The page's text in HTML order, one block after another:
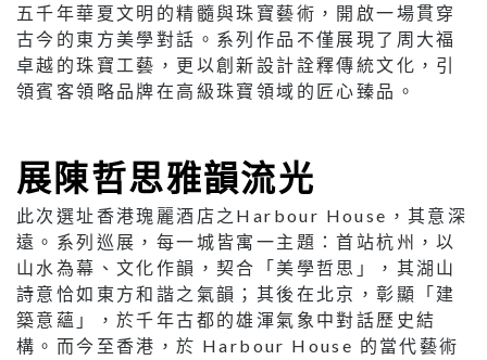
五千年華夏文明的精髓與珠寶藝術，開啟一場貫穿
古今的東方美學對話。系列作品不僅展現了周大福
卓越的珠寶工藝，更以創新設計詮釋傳統文化，引
領賓客領略品牌在高級珠寶領域的匠心臻品。
展陳哲思雅韻流光
此次選址香港瑰麗酒店之Harbour House，其意深
遠。系列巡展，每一城皆寓一主題：首站杭州，以
山水為幕、文化作韻，契合「美學哲思」，其湖山
詩意恰如東方和諧之氣韻；其後在北京，彰顯「建
築意蘊」，於千年古都的雄渾氣象中對話歷史結
構。而今至香港，於 Harbour House 的當代藝術